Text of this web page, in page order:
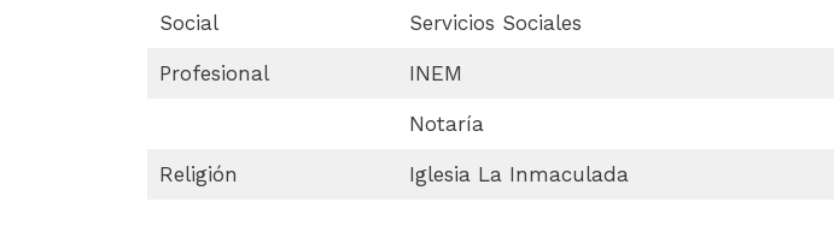
Social Servicios Sociales
Profesional INEM
Notaría
Religión Iglesia La Inmaculada